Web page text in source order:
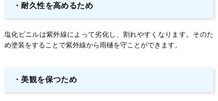
・耐久性を高めるため
塩化ビニルは紫外線によって劣化し、割れやすくなります。そのた
め塗装をすることで紫外線から雨樋を守ことができます。
・美観を保つため